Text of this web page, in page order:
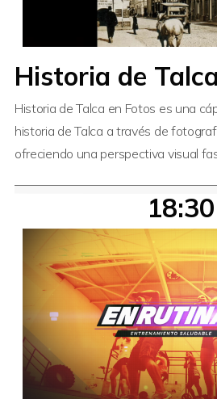
Historia de
Historia de Talca en Fotos es una
historia de Talca a través de
ofreciendo una perspectiva visual
18:30